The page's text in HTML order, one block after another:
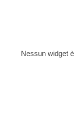
Nessun widget